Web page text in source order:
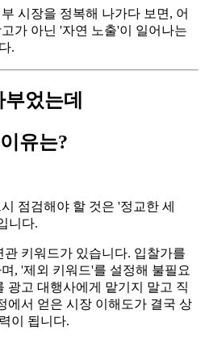
시장을 정복해 나가다 보면, 어
가 아닌 '자연 노출'이 일어나는
.
었는데
유는?
점검해야 할 것은 '정교한 세
니다.
키워드가 있습니다. 입찰가를
, '제외 키워드'를 설정해 불필요
광고 대행사에게 맡기지 말고 직
에서 얻은 시장 이해도가 결국 상
이 됩니다.